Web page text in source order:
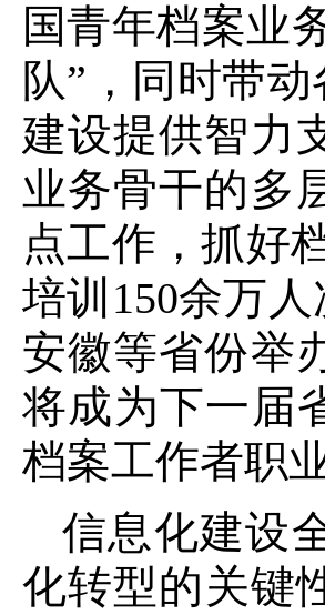
国青年档案业
队”，同时带
建设提供智力
业务骨干的多
点工作，抓好
培训150余万
安徽等省份举
将成为下一届
档案工作者职
信息化建设
化转型的关键